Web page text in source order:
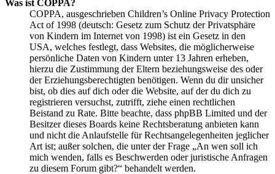
Was ist COPPA?
COPPA, ausgeschrieben Children’s Online Privacy Protection
Act of 1998 (deutsch: Gesetz zum Schutz der Privatsphäre
von Kindern im Internet von 1998) ist ein Gesetz in den
USA, welches festlegt, dass Websites, die möglicherweise
persönliche Daten von Kindern unter 13 Jahren erheben,
hierzu die Zustimmung der Eltern beziehungsweise des oder
der Erziehungsberechtigten benötigen. Wenn du dir unsicher
bist, ob dies auf dich oder die Website, auf der du dich zu
registrieren versuchst, zutrifft, ziehe einen rechtlichen
Beistand zu Rate. Bitte beachte, dass phpBB Limited und der
Besitzer dieses Boards keine Rechtsberatung anbieten kann
und nicht die Anlaufstelle für Rechtsangelegenheiten jeglicher
Art ist; außer solchen, die unter der Frage „An wen soll ich
mich wenden, falls es Beschwerden oder juristische Anfragen
zu diesem Forum gibt?“ behandelt werden.